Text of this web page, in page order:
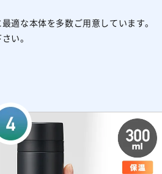
適な本体を多数ご用意しています。
い。